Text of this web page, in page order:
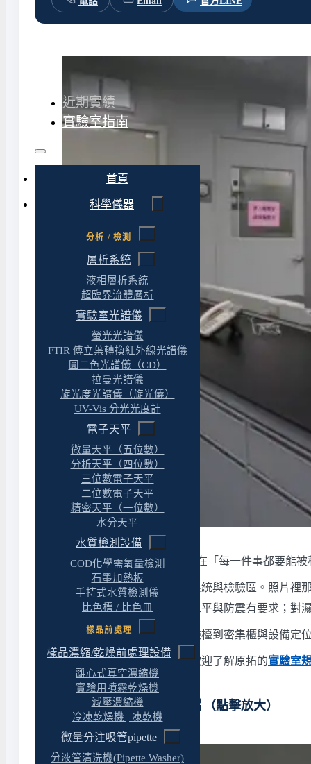
近期實績
實驗室指南
首頁
科學儀器
分析 / 檢測
層析系統
液相層析系統
超臨界流體層析
實驗室光譜儀
螢光光譜儀
FTIR 傅立葉轉換紅外線光譜儀
圓二色光譜儀（CD）
拉曼光譜儀
旋光度光譜儀（旋光儀）
UV-Vis 分光光度計
電子天平
微量天平（五位數）
分析天平（四位數）
三位數電子天平
二位數電子天平
精密天平（一位數）
水分天平
水質檢測設備
COD化學需氧量檢測
石墨加熱板
手持式水質檢測儀
比色槽 / 比色皿
樣品前處理
樣品濃縮/乾燥前處理設備
離心式真空濃縮機
實驗用噴霧乾燥機
減壓濃縮機
冷凍乾燥機 | 凍乾機
微量分注吸管pipette
分液管清洗機(Pipette Washer)
廠的實驗室與一般實驗室差在「每一件事都要能
這個案子整合了潔淨空間、公用系統與檢驗區。照片
區擺了天平、光譜這類儀器，對水平與防震有要求；
從潔淨室、空調與公用管路、檢驗檯到密集櫃與設備
需要規劃、改建或搬遷實驗室，歡迎了解原拓的實驗室
GMP工廠建置工程 相關圖片（點擊放大）